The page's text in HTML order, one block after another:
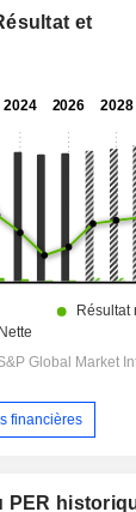
2028
7 202
-1%
11,9x
0,84x
0,9x
0,54x
et
financières
PER